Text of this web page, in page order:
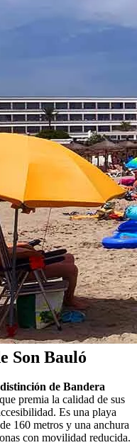
Son Bauló
de Bandera
premia la calidad de sus
Es una playa
160 metros y una anchura
con movilidad reducida.